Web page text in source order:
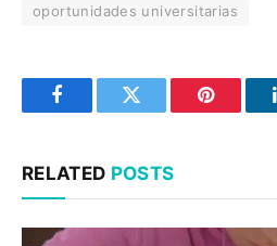
oportunidades universitarias
FacebookTwitter Pinterest
RELATED POSTS